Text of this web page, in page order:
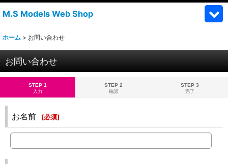
M.S Models Web Shop
ホーム > お問い合わせ
お問い合わせ
STEP 1
入力
STEP 2
確認
STEP 3
完了
お名前 [必須]